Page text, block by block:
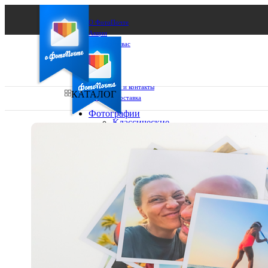
О ФотоПочте
Акции
Сделаем за вас
Бизнесу
FAQ
Франшиза
Поддержка и контакты
Оплата и доставка
Выберите из списка:
КАТАЛОГ
Фотографии
Классические
10х15
15х15
15х20
20х20
20х30
30х30
30х40
Фото
в